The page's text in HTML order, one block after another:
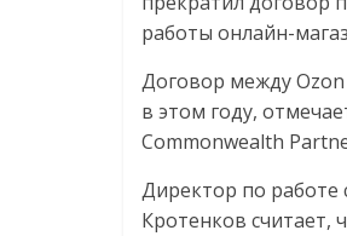
работы онлайн-
Договор между
в этом году,
Commonwealth
Директор по работе
Кротенков считает,